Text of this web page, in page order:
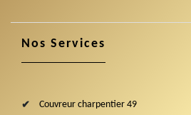
Nos Services
Couvreur charpentier 49